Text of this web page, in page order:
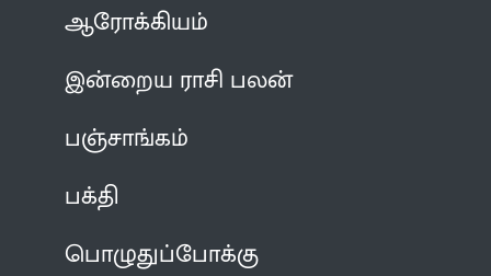
ஆரோக்கியம்
இன்றைய ராசி பலன்
பஞ்சாங்கம்
பக்தி
பொழுதுப்போக்கு